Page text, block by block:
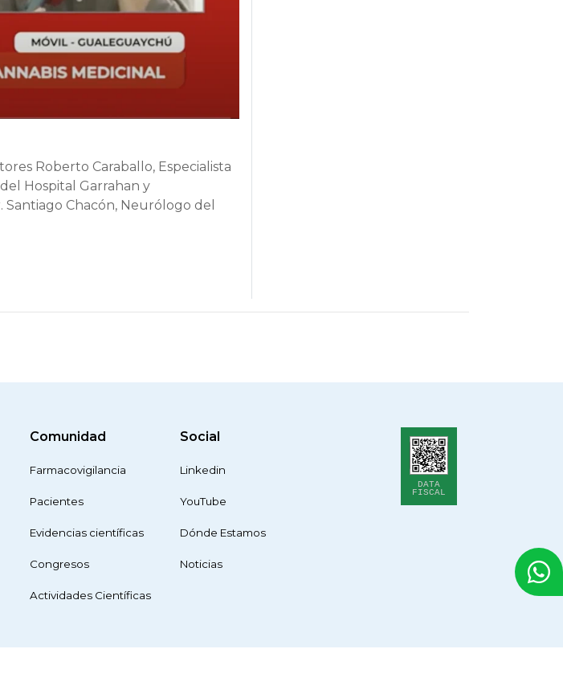
Roberto Caraballo, Especialista
Hospital Garrahan y
Chacón, Neurólogo del
Comunidad
Farmacovigilancia
Pacientes
Evidencias científicas
Congresos
Actividades Científicas
Social
Linkedin
YouTube
Dónde Estamos
Noticias
DATA
FISCAL